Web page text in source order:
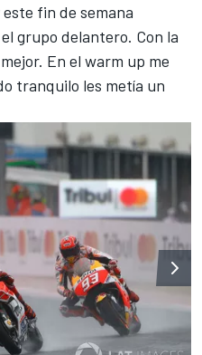
fin de semana
grupo delantero. Con la
En el warm up me
tranquilo les metía un